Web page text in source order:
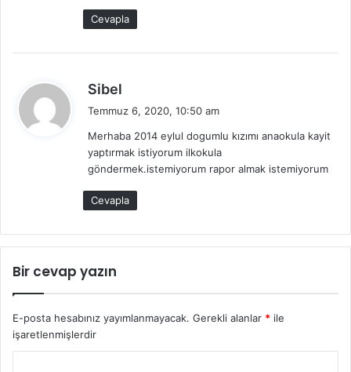
Cevapla
Sibel
i
k
i
:
Temmuz 6, 2020, 10:50 am
Merhaba 2014 eylul dogumlu kızımı anaokula kayit
yaptırmak istiyorum ilkokula
göndermek.istemiyorum rapor almak istemiyorum
Cevapla
Bir cevap yazın
E-posta hesabınız yayımlanmayacak. Gerekli alanlar * ile
işaretlenmişlerdir